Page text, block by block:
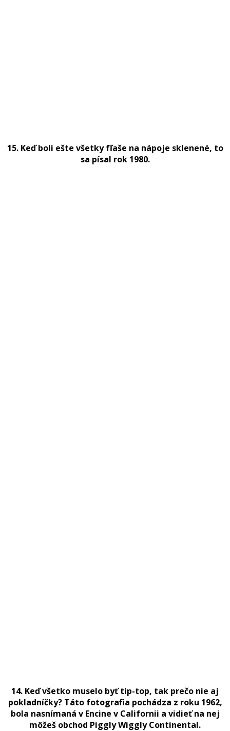
15. Keď boli ešte všetky fľaše na nápoje sklenené, to
sa písal rok 1980.
14. Keď všetko muselo byť tip-top, tak prečo nie aj
pokladníčky? Táto fotografia pochádza z roku 1962,
bola nasnímaná v Encine v Californii a vidieť na nej
môžeš obchod Piggly Wiggly Continental.